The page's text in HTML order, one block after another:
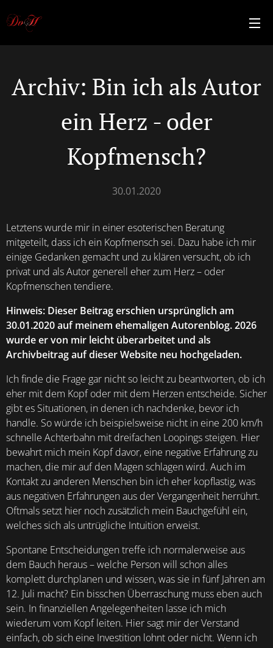
Archiv: Bin ich als Autor
ein Herz - oder
Kopfmensch?
30.01.2020
Letztens wurde mir in einer esoterischen Beratung
mitgeteilt, dass ich ein Kopfmensch sei. Dazu habe ich mir
einige Gedanken gemacht und zu klären versucht, ob ich
privat und als Autor generell eher zum Herz – oder
Kopfmenschen tendiere.
Hinweis: Dieser Beitrag erschien ursprünglich am
30.01.2020 auf meinem ehemaligen Autorenblog. 2026
wurde er von mir leicht überarbeitet und als
Archivbeitrag auf dieser Website neu hochgeladen.
Ich finde die Frage gar nicht so leicht zu beantworten, ob ich
eher mit dem Kopf oder mit dem Herzen entscheide. Sicher
gibt es Situationen, in denen ich nachdenke, bevor ich
handle. So würde ich beispielsweise nicht in eine 200 km/h
schnelle Achterbahn mit dreifachen Loopings steigen. Hier
bewahrt mich mein Kopf davor, eine negative Erfahrung zu
machen, die mir auf den Magen schlagen wird. Auch im
Kontakt zu anderen Menschen bin ich eher kopflastig, was
aus negativen Erfahrungen aus der Vergangenheit herrührt.
Oftmals setzt hier noch zusätzlich mein Bauchgefühl ein,
welches sich als untrügliche Intuition erweist.
Spontane Entscheidungen treffe ich normalerweise aus
dem Bauch heraus – welche Person will schon alles
komplett durchplanen und wissen, was sie in fünf Jahren am
12. Juli macht? Ein bisschen Überraschung muss eben auch
sein. In finanziellen Angelegenheiten lasse ich mich
wiederum vom Kopf leiten. Hier sagt mir der Verstand
einfach, ob sich eine Investition lohnt oder nicht. Wenn ich